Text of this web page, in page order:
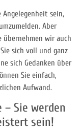
sein,
Aber
übernehmen wir auch
sich voll und ganz
sich Gedanken über
Sie einfach,
Aufwand.
Sie werden
sein!